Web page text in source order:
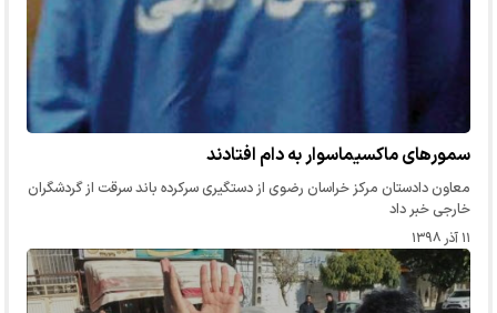
سمورهای ماکسیماسوار به دام افتادند
معاون دادستان مرکز خراسان رضوی از دستگیری سرکرده باند سرقت از گردشگران
خارجی خبر داد
۱۱ آذر ۱۳۹۸